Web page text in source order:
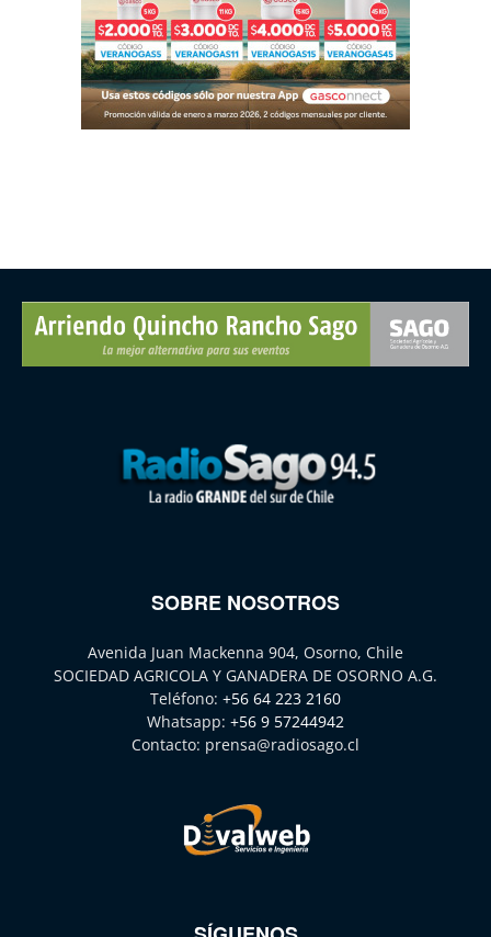
SOBRE NOSOTROS
Avenida Juan Mackenna 904, Osorno, Chile
SOCIEDAD AGRICOLA Y GANADERA DE OSORNO A.G.
Teléfono: +56 64 223 2160
Whatsapp: +56 9 57244942
Contacto: prensa@radiosago.cl